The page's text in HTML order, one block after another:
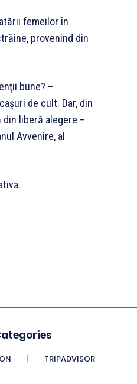
femeilor în
provenind din
bune? –
de cult. Dar, din
liberă alegere –
Avvenire, al
TRIPADVISOR